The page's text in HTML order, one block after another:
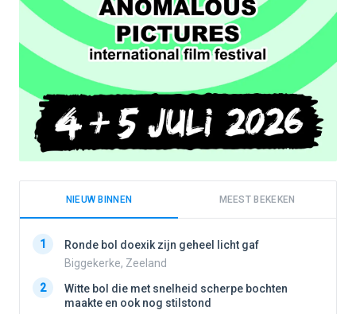
NIEUW BINNEN MEEST BEKEKEN
1
Ronde bol doexik zijn geheel licht gaf
Biggekerke, Zeeland
2
Witte bol die met snelheid scherpe bochten
maakte en ook nog stilstond